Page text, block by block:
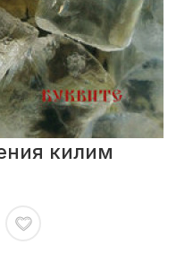
килим